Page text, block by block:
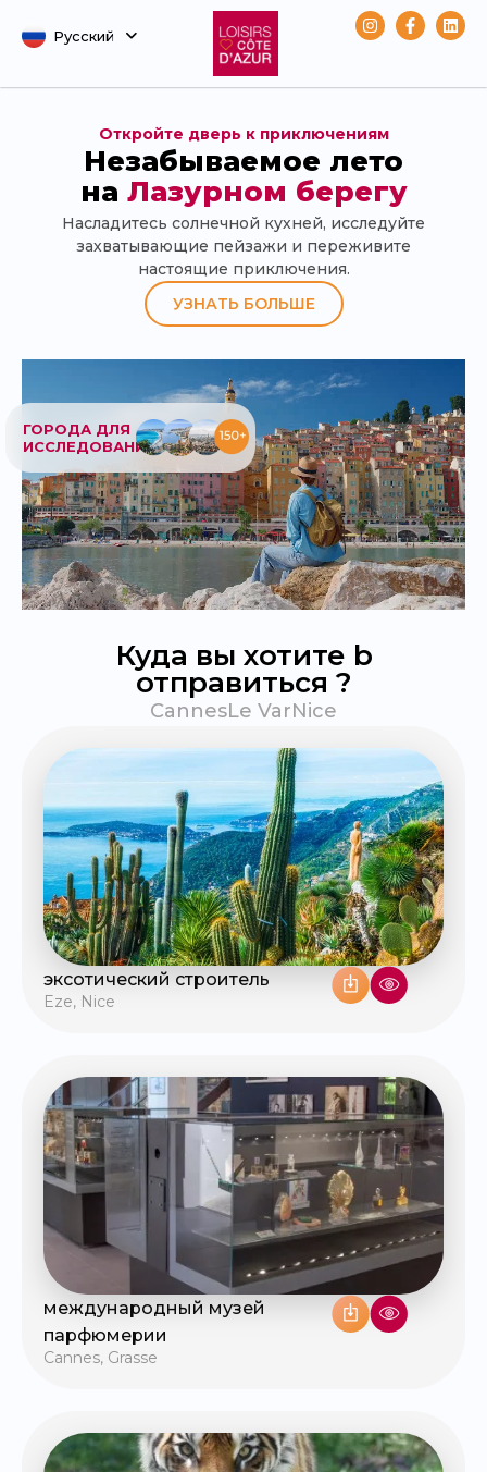
Русский
Svenska
Откройте дверь к приключениям
Незабываемое лето
на Лазурном берегу
Насладитесь солнечной кухней, исследуйте
захватывающие пейзажи и переживите
настоящие приключения.
УЗНАТЬ БОЛЬШЕ
ГОРОДА ДЛЯ
ИССЛЕДОВАНИЯ
Куда вы хотите b
отправиться ?
CannesLe VarNice
эксотический строитель
Eze, Nice
международный музей
парфюмерии
Cannes, Grasse